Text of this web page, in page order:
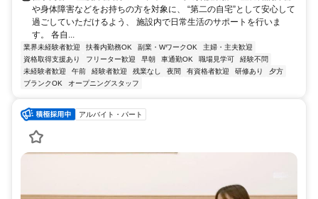
や身体障害などをお持ちの方を対象に、 “第二の自宅”として安心して
過ごしていただけるよう、 施設内で日常生活のサポートを行いま
す。 各自...
業界未経験者歓迎 扶養内勤務OK 副業・WワークOK
主婦・主夫歓迎
資格取得支援あり
フリーター歓迎 早朝 車通勤OK 職場見学可
経験不問
未経験者歓迎
午前 経験者歓迎 残業なし 夜間 有資格者歓迎 研修あり
夕方
ブランクOK
オープニングスタッフ
アルバイト・パート